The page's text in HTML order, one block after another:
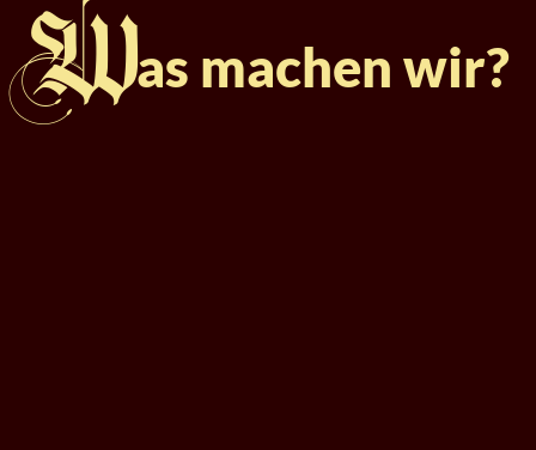
Was machen wir?